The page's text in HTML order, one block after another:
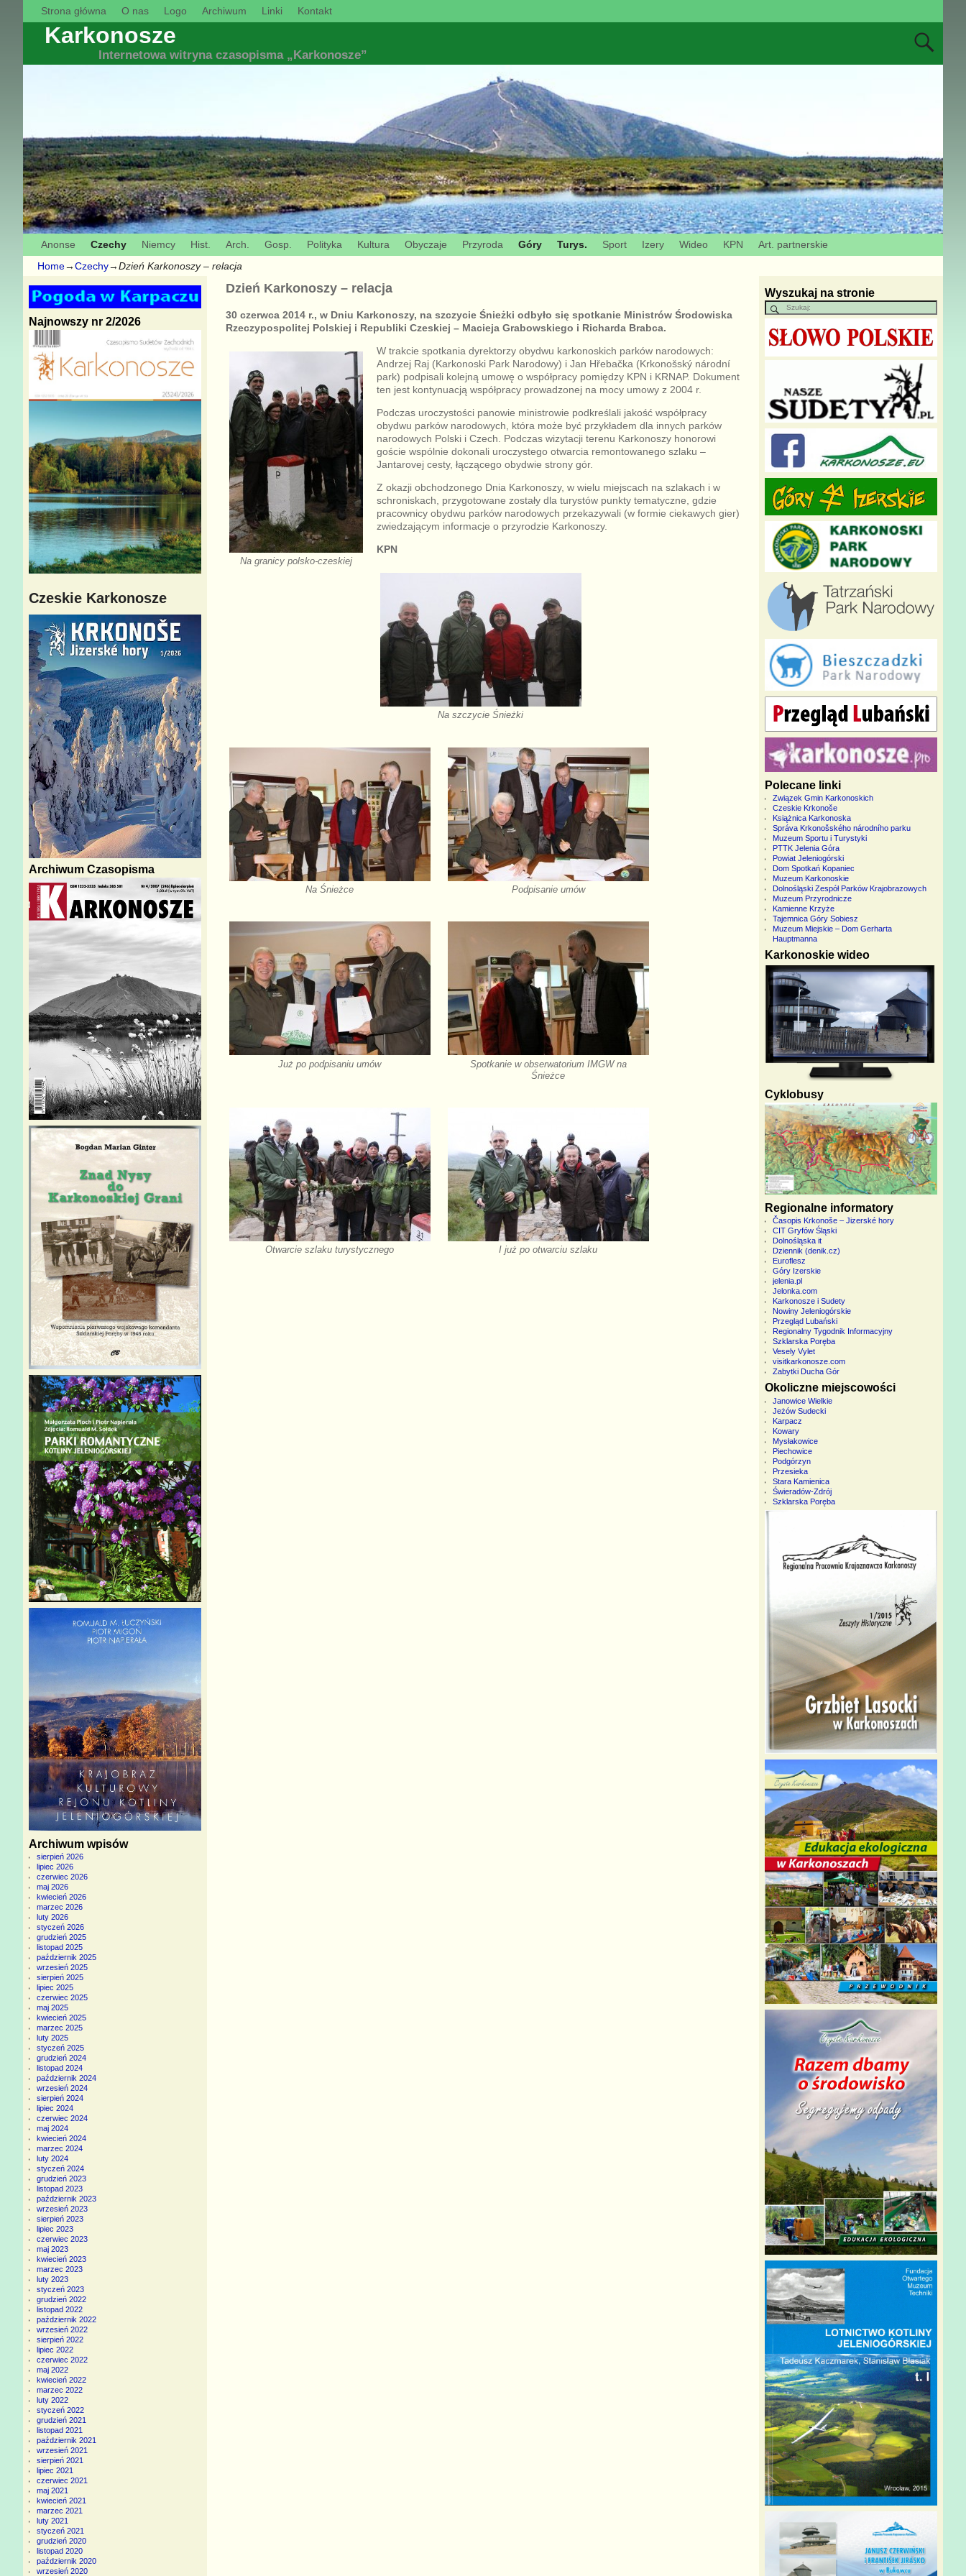
Strona główna O nas Logo Archiwum Linki Kontakt
Karkonosze
Internetowa witryna czasopisma „Karkonosze”
Anonse Czechy Niemcy Hist. Arch. Gosp. Polityka Kultura Obyczaje Przyroda Góry Turys. Sport Izery Wideo KPN
Art. partnerskie
Home→Czechy→Dzień Karkonoszy – relacja
Dzień Karkonoszy – relacja
30 czerwca 2014 r., w Dniu Karkonoszy, na szczycie Śnieżki odbyło się spotkanie Ministrów Środowiska
Rzeczypospolitej Polskiej i Republiki Czeskiej – Macieja Grabowskiego i Richarda Brabca.
Na granicy polsko-czeskiej
W trakcie spotkania dyrektorzy obydwu karkonoskich parków narodowych:
Andrzej Raj (Karkonoski Park Narodowy) i Jan Hřebačka (Krkonošský národní
park) podpisali kolejną umowę o współpracy pomiędzy KPN i KRNAP. Dokument
ten jest kontynuacją współpracy prowadzonej na mocy umowy z 2004 r.
Podczas uroczystości panowie ministrowie podkreślali jakość współpracy
obydwu parków narodowych, która może być przykładem dla innych parków
narodowych Polski i Czech. Podczas wizytacji terenu Karkonoszy honorowi
goście wspólnie dokonali uroczystego otwarcia remontowanego szlaku –
Jantarovej cesty, łączącego obydwie strony gór.
Z okazji obchodzonego Dnia Karkonoszy, w wielu miejscach na szlakach i w
schroniskach, przygotowane zostały dla turystów punkty tematyczne, gdzie
pracownicy obydwu parków narodowych przekazywali (w formie ciekawych gier)
zwiedzającym informacje o przyrodzie Karkonoszy.
KPN
Na szczycie Śnieżki
Na Śnieżce Podpisanie umów
Już po podpisaniu umów
Spotkanie w obserwatorium IMGW na
Śnieżce
Otwarcie szlaku turystycznego I już po otwarciu szlaku
Najnowszy nr 2/2026
Czeskie Karkonosze
Archiwum Czasopisma
Archiwum wpisów
sierpień 2026
lipiec 2026
czerwiec 2026
maj 2026
kwiecień 2026
marzec 2026
luty 2026
styczeń 2026
grudzień 2025
listopad 2025
październik 2025
wrzesień 2025
sierpień 2025
lipiec 2025
czerwiec 2025
maj 2025
kwiecień 2025
marzec 2025
luty 2025
styczeń 2025
grudzień 2024
listopad 2024
październik 2024
wrzesień 2024
sierpień 2024
lipiec 2024
czerwiec 2024
maj 2024
kwiecień 2024
marzec 2024
luty 2024
styczeń 2024
grudzień 2023
listopad 2023
październik 2023
wrzesień 2023
sierpień 2023
lipiec 2023
czerwiec 2023
maj 2023
kwiecień 2023
marzec 2023
luty 2023
styczeń 2023
grudzień 2022
listopad 2022
październik 2022
wrzesień 2022
sierpień 2022
lipiec 2022
czerwiec 2022
maj 2022
kwiecień 2022
marzec 2022
luty 2022
styczeń 2022
grudzień 2021
listopad 2021
październik 2021
wrzesień 2021
sierpień 2021
lipiec 2021
czerwiec 2021
maj 2021
kwiecień 2021
marzec 2021
luty 2021
styczeń 2021
grudzień 2020
listopad 2020
październik 2020
wrzesień 2020
Wyszukaj na stronie
Polecane linki
Związek Gmin Karkonoskich
Czeskie Krkonoše
Książnica Karkonoska
Správa Krkonošského národního parku
Muzeum Sportu i Turystyki
PTTK Jelenia Góra
Powiat Jeleniogórski
Dom Spotkań Kopaniec
Muzeum Karkonoskie
Dolnośląski Zespół Parków Krajobrazowych
Muzeum Przyrodnicze
Kamienne Krzyże
Tajemnica Góry Sobiesz
Muzeum Miejskie – Dom Gerharta
Hauptmanna
Karkonoskie wideo
Cyklobusy
Regionalne informatory
Časopis Krkonoše – Jizerské hory
CIT Gryfów Śląski
Dolnośląska it
Dziennik (denik.cz)
Euroflesz
Góry Izerskie
jelenia.pl
Jelonka.com
Karkonosze i Sudety
Nowiny Jeleniogórskie
Przegląd Lubański
Regionalny Tygodnik Informacyjny
Szklarska Poręba
Vesely Vylet
visitkarkonosze.com
Zabytki Ducha Gór
Okoliczne miejscowości
Janowice Wielkie
Jeżów Sudecki
Karpacz
Kowary
Mysłakowice
Piechowice
Podgórzyn
Przesieka
Stara Kamienica
Świeradów-Zdrój
Szklarska Poręba